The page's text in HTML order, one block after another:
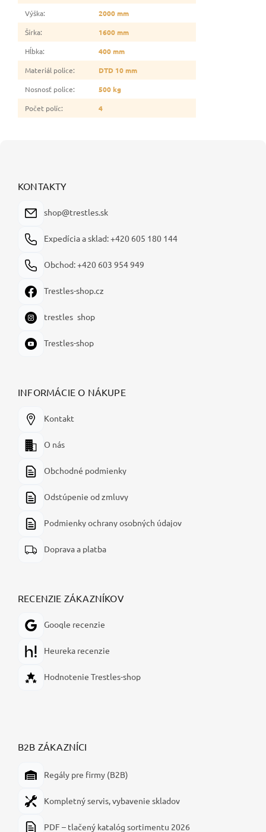
Výška:
2000 mm
Šírka:
1600 mm
Hĺbka:
400 mm
Materiál police:
DTD 10 mm
Nosnosť police:
500 kg
Počet políc: 4
KONTAKTY
shop@trestles.sk
Expedícia a sklad: +420 605 180 144
Obchod: +420 603 954 949
Trestles-shop.cz
trestles_shop
Trestles-shop
INFORMÁCIE O NÁKUPE
Kontakt
O nás
Obchodné podmienky
Odstúpenie od zmluvy
Podmienky ochrany osobných údajov
Doprava a platba
RECENZIE ZÁKAZNÍKOV
Google recenzie
Heureka recenzie
Hodnotenie Trestles-shop
B2B ZÁKAZNÍCI
Regály pre firmy (B2B)
Kompletný servis, vybavenie skladov
PDF – tlačený katalóg sortimentu 2026